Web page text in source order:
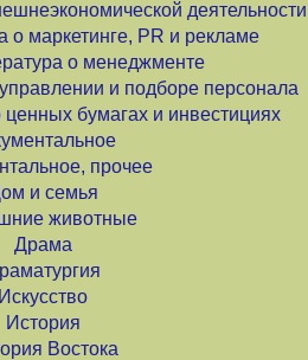
деятельности
о маркетинге, PR и рекламе
о менеджменте
и подборе персонала
бумагах и инвестициях
прочее
и семья
животные
Драма
Искусство
История
Востока